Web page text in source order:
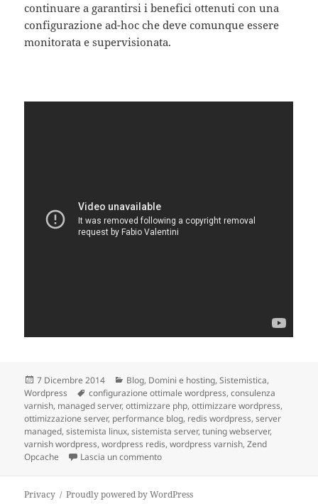
continuare a garantirsi i benefici ottenuti con una
configurazione ad-hoc che deve comunque essere
monitorata e supervisionata.
Scritto
il
7 Dicembre 2014 Categorie
Blog, Domini e hosting,Sistemistica,
Wordpress
Tag
configurazione ottimale wordpress,consulenza
varnish, managed server,ottimizzare php,ottimizzare wordpress,
ottimizzazione server, performance blog, redis wordpress,server
managed,sistemista linux,sistemista server,tuning webserver,
varnish wordpress,wordpress redis,wordpress varnish,Zend
Opcache
Lascia un commento
Privacy Proudly powered by WordPress